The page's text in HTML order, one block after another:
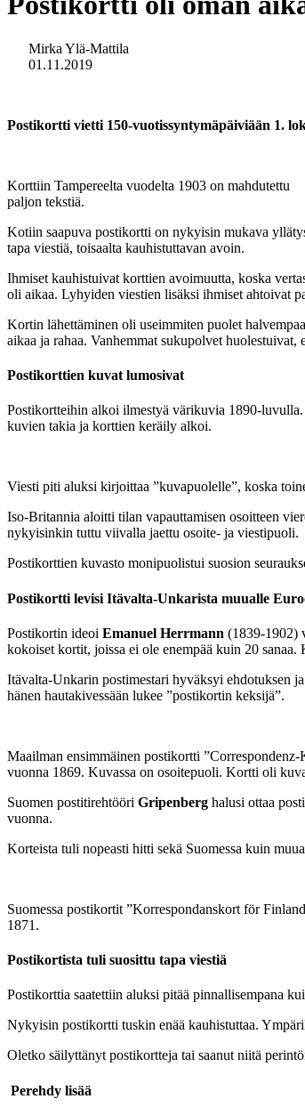
Mirka Ylä-Mattila
01.11.2019
Postikortti vietti 150-vuotissyntymäpäiviään 1.
Korttiin Tampereelta vuodelta 1903 on mahdutettu
paljon tekstiä.
Kotiin saapuva postikortti on nykyisin mukava
tapa viestiä, toisaalta kauhistuttavan avoin.
Ihmiset kauhistuivat korttien avoimuutta, koska
oli aikaa. Lyhyiden viestien lisäksi ihmiset ahtoivat
Kortin lähettäminen oli useimmiten puolet
aikaa ja rahaa. Vanhemmat sukupolvet
Postikorttien kuvat lumosivat
Postikortteihin alkoi ilmestyä värikuvia 1890-
kuvien takia ja korttien keräily alkoi.
Viesti piti aluksi kirjoittaa ”kuvapuolelle”, koska
Iso-Britannia aloitti tilan vapauttamisen osoitteen
nykyisinkin tuttu viivalla jaettu osoite- ja viestipuoli.
Postikorttien kuvasto monipuolistui suosion
Postikortti levisi Itävalta-Unkarista muualle
Postikortin ideoi Emanuel Herrmann (1839-1902)
kokoiset kortit, joissa ei ole enempää kuin 20
Itävalta-Unkarin postimestari hyväksyi ehdotuksen
hänen hautakivessään lukee ”postikortin keksijä”.
Maailman ensimmäinen postikortti
vuonna 1869. Kuvassa on osoitepuoli. Kortti oli
Suomen postitirehtööri Gripenberg halusi ottaa
vuonna.
Korteista tuli nopeasti hitti sekä Suomessa kuin
Suomessa postikortit ”Korrespondanskort för
1871.
Postikortista tuli suosittu tapa viestiä
Postikorttia saatettiin aluksi pitää pinnallisempana
Nykyisin postikortti tuskin enää kauhistuttaa.
Oletko säilyttänyt postikortteja tai saanut niitä
Perehdy lisää